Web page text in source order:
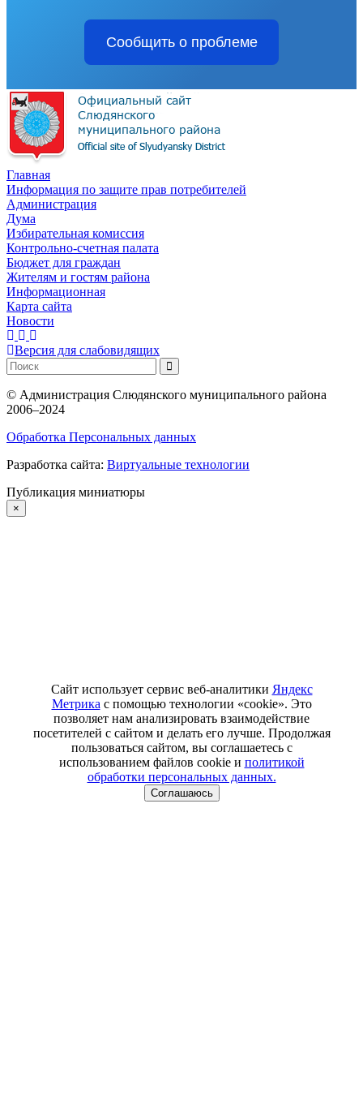
Сообщить о проблеме
Главная
Информация по защите прав потребителей
Администрация
Дума
Избирательная комиссия
Контрольно-счетная палата
Бюджет для граждан
Жителям и гостям района
Информационная
Карта сайта
Новости
Версия для слабовидящих
© Администрация Слюдянского муниципального района
2006–2024
Обработка Персональных данных
Разработка сайта: Виртуальные технологии
Публикация миниатюры
×
Сайт использует сервис веб-аналитики Яндекс
Метрика с помощью технологии «cookie». Это
позволяет нам анализировать взаимодействие
посетителей с сайтом и делать его лучше. Продолжая
пользоваться сайтом, вы соглашаетесь с
использованием файлов cookie и политикой
обработки персональных данных.
Соглашаюсь